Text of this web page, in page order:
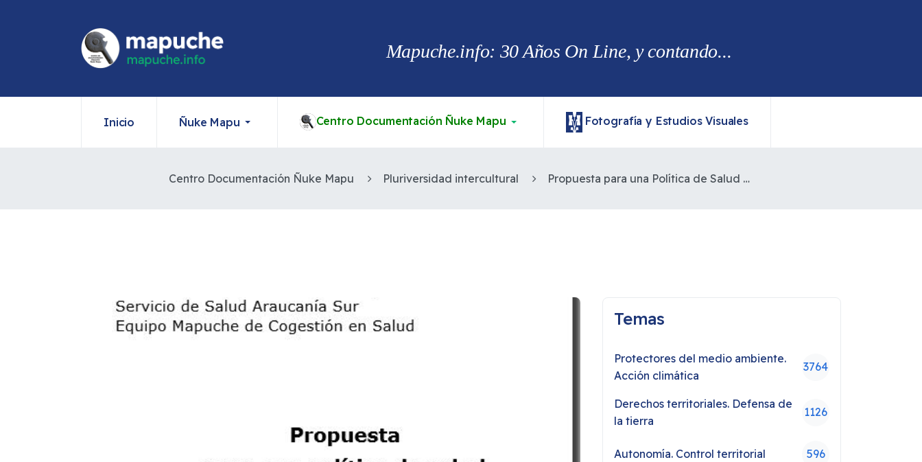
Mapuche.info: 30 Años On Line, y contando...
Inicio Ñuke Mapu Centro Documentación Ñuke Mapu Fotografía y Estudios Visuales
Centro Documentación Ñuke Mapu Pluriversidad intercultural Propuesta para una Política de Salud en Territorios Mapuche
Temas
Protectores del medio ambiente.
Acción climática
3764
Derechos territoriales. Defensa de
la tierra
1126
Autonomía. Control territorial 596